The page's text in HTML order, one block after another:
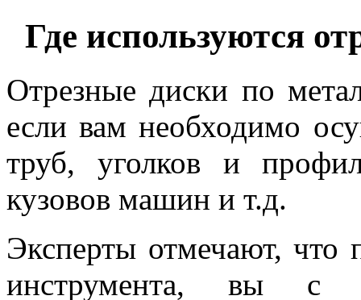
Где используются
Отрезные диски по
если вам необходимо
труб, уголков и
кузовов машин и т.д.
Эксперты отмечают, что
инструмента, вы с